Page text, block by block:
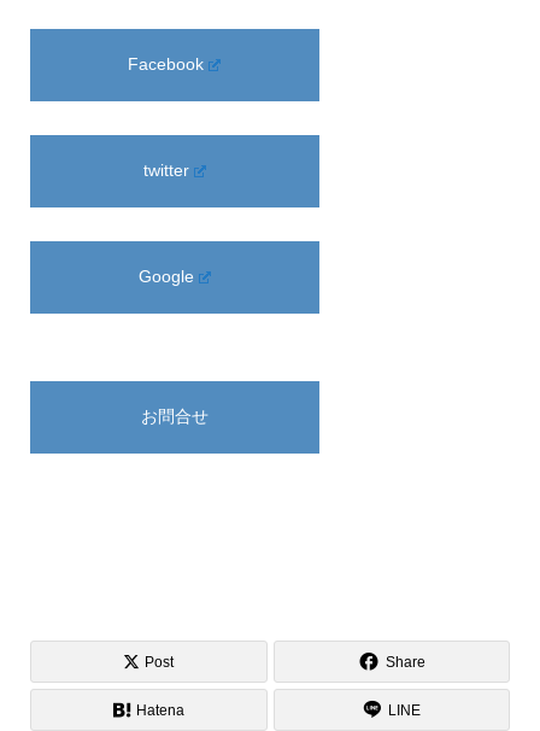
Facebook
twitter
Google
お問合せ
Post Share
Hatena LINE